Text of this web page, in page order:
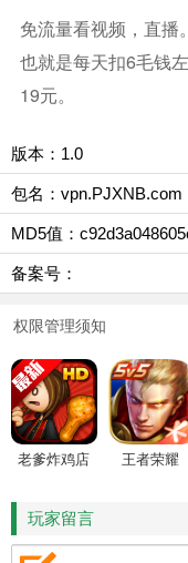
免流量看视频，直播
也就是每天扣6毛钱
19元。
版本：1.0
包名：vpn.PJXNB.com
MD5值：
备案号：
权限管理须知
老爹炸鸡店
王者荣耀
玩家留言